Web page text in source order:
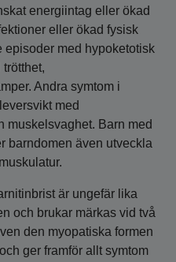
energiintag eller ökad
eller ökad fysisk
episoder med hypoketotisk
Andra symtom i
med
muskelsvaghet. Barn med
barndomen även utveckla
är ungefär lika
och brukar märkas vid två
den myopatiska formen
ger framför allt symtom